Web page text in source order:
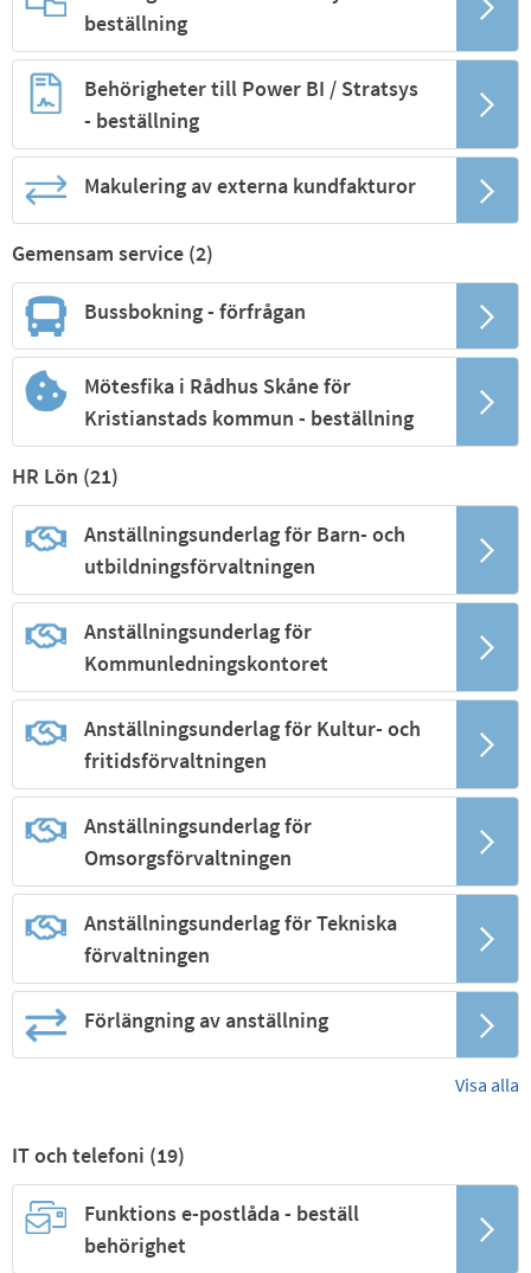
beställning
Behörigheter till Power BI / Stratsys
- beställning
Makulering av externa kundfakturor
Gemensam service (2)
Bussbokning - förfrågan
Mötesfika i Rådhus Skåne för
Kristianstads kommun - beställning
HR Lön (21)
Anställningsunderlag för Barn- och
utbildningsförvaltningen
Anställningsunderlag för
Kommunledningskontoret
Anställningsunderlag för Kultur- och
fritidsförvaltningen
Anställningsunderlag för
Omsorgsförvaltningen
Anställningsunderlag för Tekniska
förvaltningen
Förlängning av anställning
Visa alla
IT och telefoni (19)
Funktions e-postlåda - beställ
behörighet